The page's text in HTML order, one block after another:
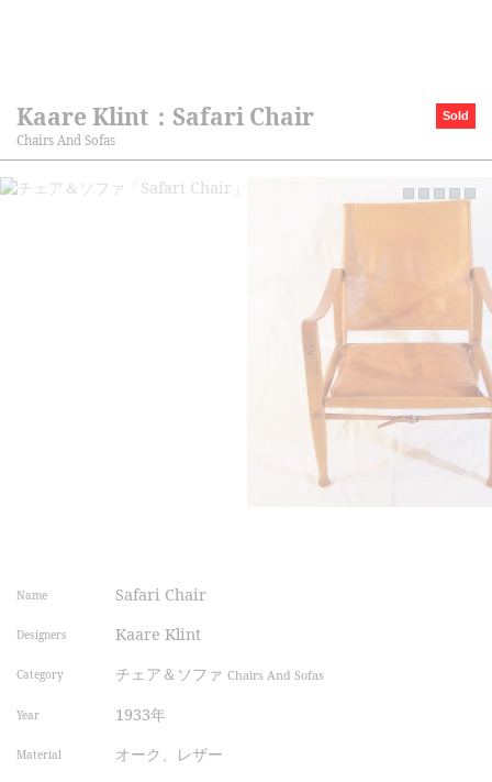
Sold
Kaare Klint：Safari Chair
Chairs And Sofas
Name Safari Chair
Designers Kaare Klint
Category チェア＆ソファ Chairs And Sofas
Year 1933年
Material オーク、レザー